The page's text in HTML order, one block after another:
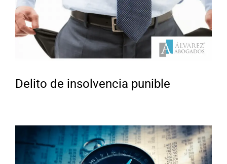
Delito de insolvencia punible